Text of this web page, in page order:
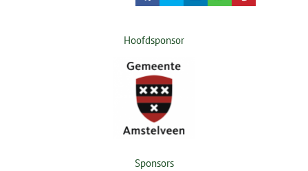
Hoofdsponsor
Sponsors